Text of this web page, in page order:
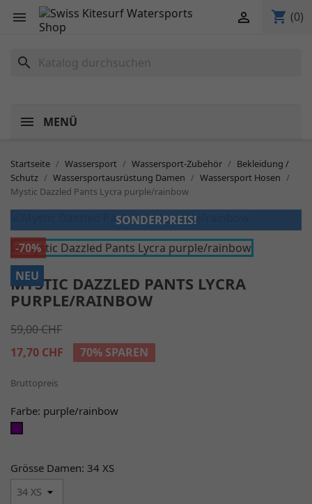
 shopping_cart (0)

search
MENÜ
Startseite Wassersport Wassersport-Zubehör
Bekleidung /
Schutz
Wassersportausrüstung Damen
Wassersport Hosen
Mystic Dazzled Pants Lycra purple/rainbow
SONDERPREIS!
-70%
NEU
MYSTIC DAZZLED PANTS LYCRA
PURPLE/RAINBOW
59,00 CHF
17,70 CHF
70% SPAREN
Bruttopreis
Farbe: purple/rainbow
Grösse Damen: 34 XS